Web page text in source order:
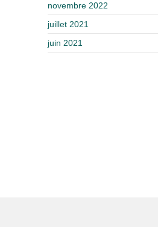
novembre 2022
juillet 2021
juin 2021